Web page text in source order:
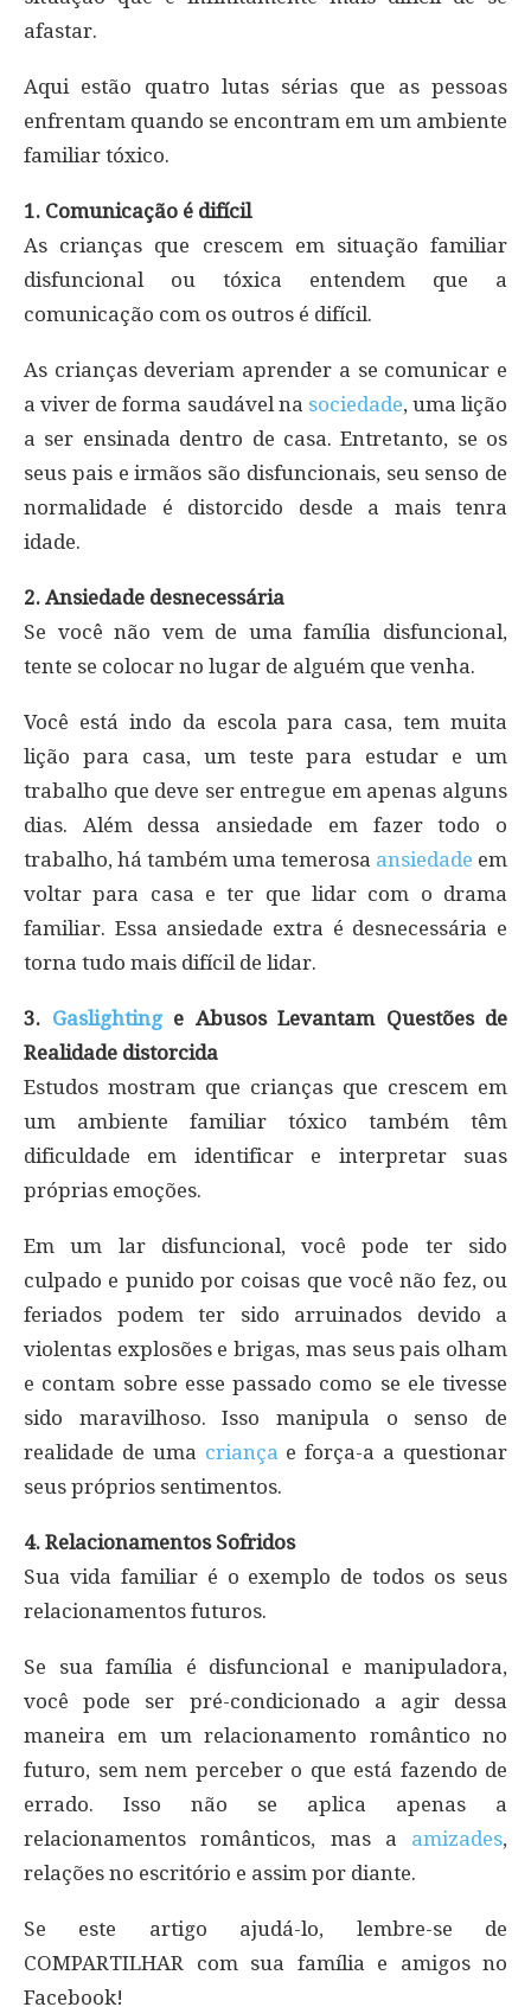
afastar.
Aqui estão quatro lutas sérias que as pessoas
enfrentam quando se encontram em um ambiente
familiar tóxico.
1. Comunicação é difícil
As crianças que crescem em situação familiar
disfuncional ou tóxica entendem que a
comunicação com os outros é difícil.
As crianças deveriam aprender a se comunicar e
a viver de forma saudável na sociedade, uma lição
a ser ensinada dentro de casa. Entretanto, se os
seus pais e irmãos são disfuncionais, seu senso de
normalidade é distorcido desde a mais tenra
idade.
2. Ansiedade desnecessária
Se você não vem de uma família disfuncional,
tente se colocar no lugar de alguém que venha.
Você está indo da escola para casa, tem muita
lição para casa, um teste para estudar e um
trabalho que deve ser entregue em apenas alguns
dias. Além dessa ansiedade em fazer todo o
trabalho, há também uma temerosa ansiedade em
voltar para casa e ter que lidar com o drama
familiar. Essa ansiedade extra é desnecessária e
torna tudo mais difícil de lidar.
3. Gaslightinge Abusos Levantam Questões de
Realidade distorcida
Estudos mostram que crianças que crescem em
um ambiente familiar tóxico também têm
dificuldade em identificar e interpretar suas
próprias emoções.
Em um lar disfuncional, você pode ter sido
culpado e punido por coisas que você não fez, ou
feriados podem ter sido arruinados devido a
violentas explosões e brigas, mas seus pais olham
e contam sobre esse passado como se ele tivesse
sido maravilhoso. Isso manipula o senso de
realidade de uma criança e força-a a questionar
seus próprios sentimentos.
4. Relacionamentos Sofridos
Sua vida familiar é o exemplo de todos os seus
relacionamentos futuros.
Se sua família é disfuncional e manipuladora,
você pode ser pré-condicionado a agir dessa
maneira em um relacionamento romântico no
futuro, sem nem perceber o que está fazendo de
errado. Isso não se aplica apenas a
relacionamentos românticos, mas a amizades,
relações no escritório e assim por diante.
Se este artigo ajudá-lo, lembre-se de
COMPARTILHAR com sua família e amigos no
Facebook!